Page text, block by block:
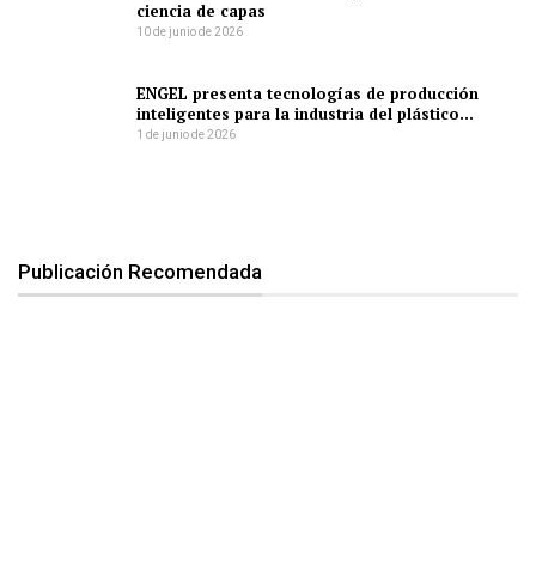
ciencia de capas
10 de junio de 2026
ENGEL presenta tecnologías de producción
inteligentes para la industria del plástico…
1 de junio de 2026
Publicación Recomendada